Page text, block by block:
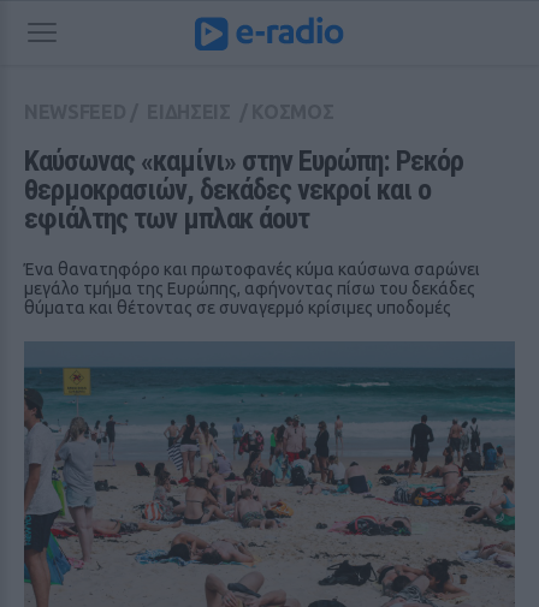
Καύσωνας «καμίνι» στην Ευρώπη: Ρεκόρ
θερμοκρασιών, δεκάδες νεκροί και ο
εφιάλτης των μπλακ άουτ
Ένα θανατηφόρο και πρωτοφανές κύμα καύσωνα σαρώνει
μεγάλο τμήμα της Ευρώπης, αφήνοντας πίσω του δεκάδες
θύματα και θέτοντας σε συναγερμό κρίσιμες υποδομές